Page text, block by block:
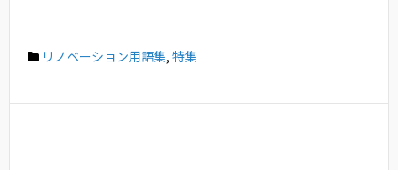
リノベーション用語集, 特集